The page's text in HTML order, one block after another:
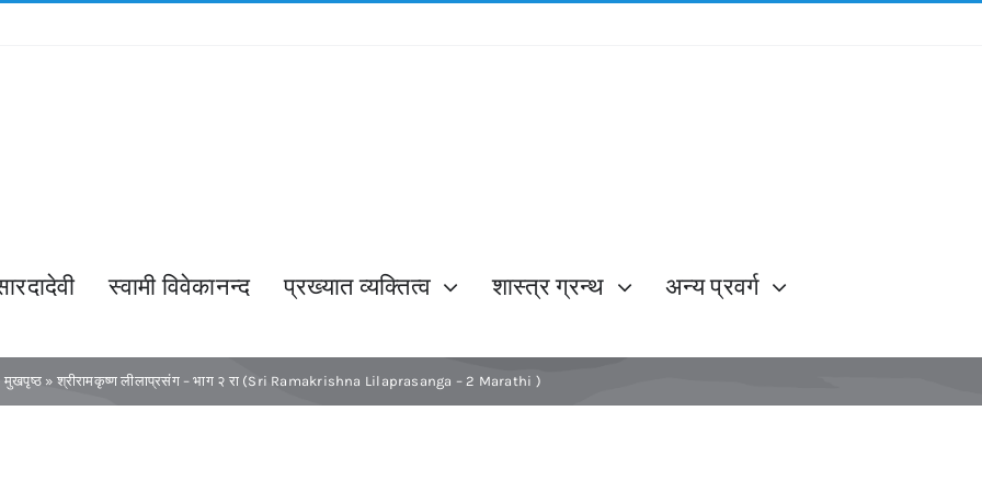
स्वामी विवेकानन्द प्रख्यात व्यक्तित्व शास्त्र ग्रन्थ अन्य प्रवर्ग
मुखपृष्ठ» श्रीरामकृष्ण लीलाप्रसंग – भाग २ रा (Sri Ramakrishna Lilaprasanga – 2 Marathi )